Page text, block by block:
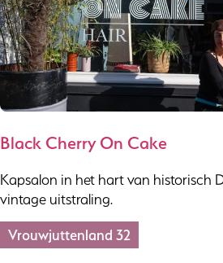
Black Cherry On Cake
Kapsalon in het hart van historisch
vintage uitstraling.
Vrouwjuttenland 32